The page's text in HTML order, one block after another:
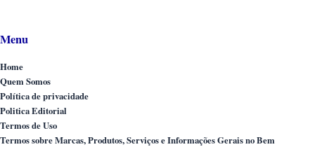
Menu
Home
Quem Somos
Política de privacidade
Politica Editorial
Termos de Uso
Termos sobre Marcas, Produtos, Serviços e Informações Gerais no Bem